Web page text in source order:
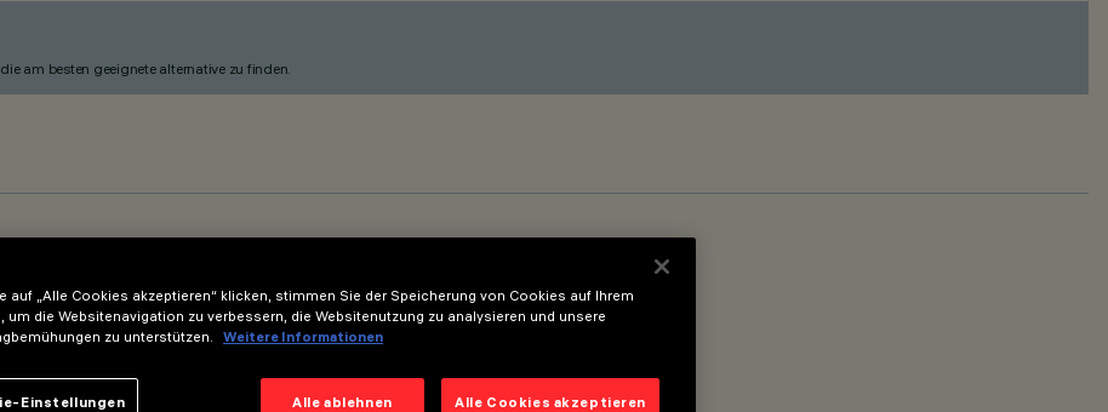
am besten geeignete alternative zu finden.
Frame
auf „Alle Cookies akzeptieren“ klicken, stimmen Sie der Speicherung von Cookies auf Ihrem
um die Websitenavigation zu verbessern, die Websitenutzung zu analysieren und unsere
zu unterstützen.
Weitere Informationen
Alle ablehnen Alle Cookies akzeptieren
Einstellungen